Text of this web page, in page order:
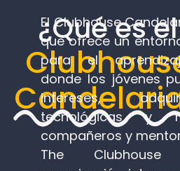
¿Qué es el
El Clubhouse
que ofrece un
para el
donde los jóvenes
intereses,
tecnológicas y
compañeros y
The